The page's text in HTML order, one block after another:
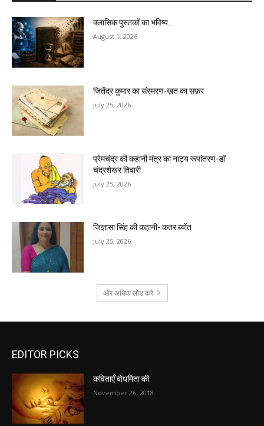
क्लासिक पुस्तकों का भविष्य..
August 1, 2026
जितेंद्र कुमार का संस्मरण-ख़त का सफ़र
July 25, 2026
प्रेमचंद्र की कहानी मंत्र का नाट्य रूपांतरण-डॉ
चंद्रशेखर तिवारी
July 25, 2026
जिज्ञासा सिंह की कहानी- कतर ब्योंत
July 25, 2026
और अधिक लोड करें
EDITOR PICKS
कविताएँ बोधमिता की
November 26, 2018